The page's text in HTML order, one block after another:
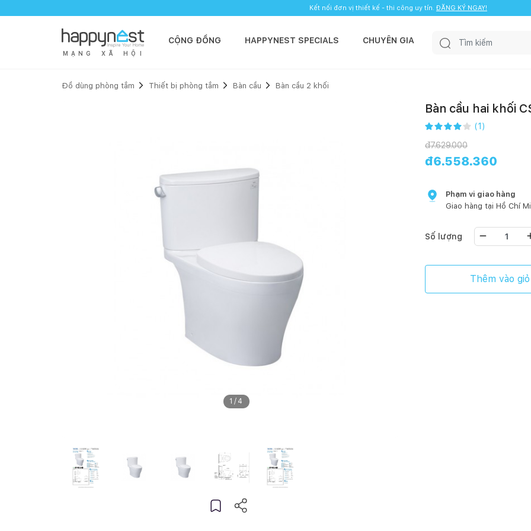
Kết nối đơn vị thiết kế - thi công uy tín. ĐĂNG KÝ NGAY!
M Ạ N G X Ã H Ộ I
CỘNG ĐỒNG HAPPYNEST SPECIALS CHUYÊN GIA
Đồ dùng phòng tắm Thiết bị phòng tắm Bàn cầu Bàn cầu 2 khối
1 / 4
Bàn cầu hai khối
(1 )
đ7.629.000
đ6.558.360
Phạm vi giao hàng
Giao hàng tại Hồ Chí
Số lượng
Thêm vào giỏ